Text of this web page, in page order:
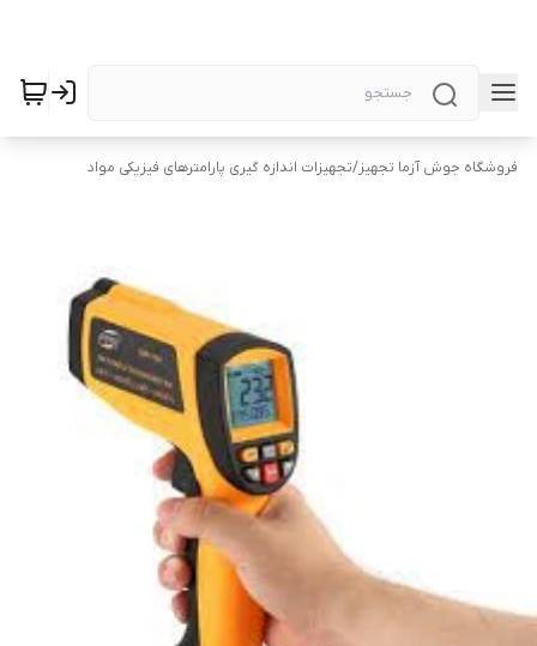
فروشگاه جوش آزما تجهیز/تجهیزات اندازه گیری پارامترهای فیزیکی مواد